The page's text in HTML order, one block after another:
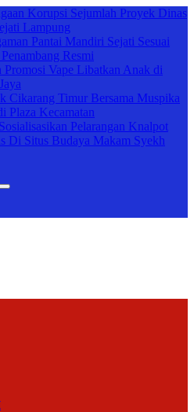
Korupsi Sejumlah Proyek Dinas
Lampung
Pantai Mandiri Sejati Sesuai
Resmi
Vape Libatkan Anak di
Cikarang Timur Bersama Muspika
Plaza Kecamatan
Pelarangan Knalpot
Di Situs Budaya Makam Syekh